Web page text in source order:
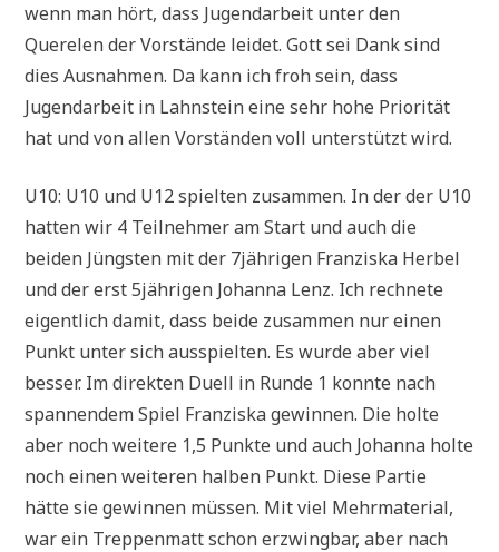
wenn man hört, dass Jugendarbeit unter den
Querelen der Vorstände leidet. Gott sei Dank sind
dies Ausnahmen. Da kann ich froh sein, dass
Jugendarbeit in Lahnstein eine sehr hohe Priorität
hat und von allen Vorständen voll unterstützt wird.
U10: U10 und U12 spielten zusammen. In der der U10
hatten wir 4 Teilnehmer am Start und auch die
beiden Jüngsten mit der 7jährigen Franziska Herbel
und der erst 5jährigen Johanna Lenz. Ich rechnete
eigentlich damit, dass beide zusammen nur einen
Punkt unter sich ausspielten. Es wurde aber viel
besser. Im direkten Duell in Runde 1 konnte nach
spannendem Spiel Franziska gewinnen. Die holte
aber noch weitere 1,5 Punkte und auch Johanna holte
noch einen weiteren halben Punkt. Diese Partie
hätte sie gewinnen müssen. Mit viel Mehrmaterial,
war ein Treppenmatt schon erzwingbar, aber nach